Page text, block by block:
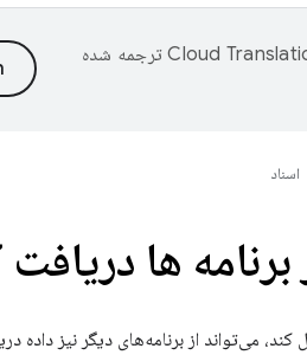
ترجمه شده
اسناد
ها دریافت
می‌تواند از برنامه‌های دیگر نیز داده